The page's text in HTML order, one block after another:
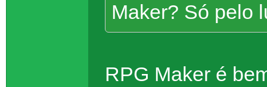
Maker? Só pelo
RPG Maker é